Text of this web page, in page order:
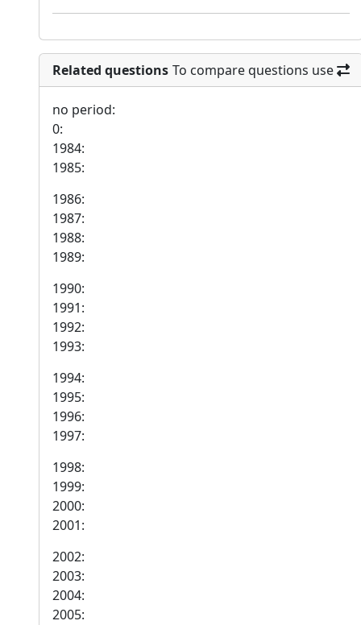
Related questions To compare questions use
no period:
0:
1984:
1985:
1986:
1987:
1988:
1989:
1990:
1991:
1992:
1993:
1994:
1995:
1996:
1997:
1998:
1999:
2000:
2001:
2002:
2003:
2004:
2005: